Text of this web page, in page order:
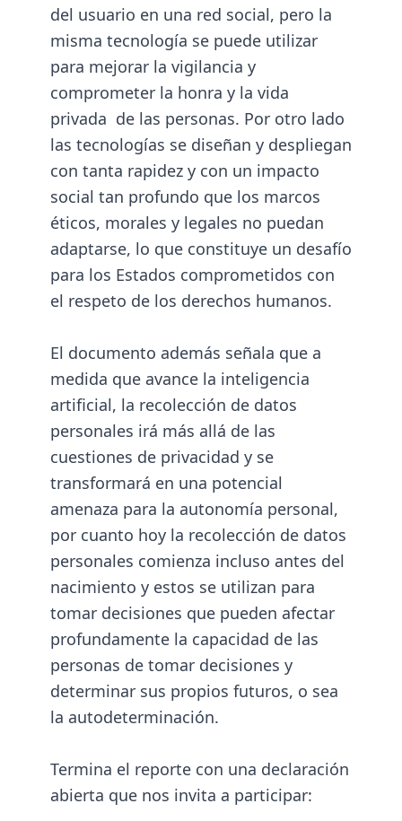
del usuario en una red social, pero la
misma tecnología se puede utilizar
para mejorar la vigilancia y
comprometer la honra y la vida
privada de las personas. Por otro lado
las tecnologías se diseñan y despliegan
con tanta rapidez y con un impacto
social tan profundo que los marcos
éticos, morales y legales no puedan
adaptarse, lo que constituye un desafío
para los Estados comprometidos con
el respeto de los derechos humanos.
El documento además señala que a
medida que avance la inteligencia
artificial, la recolección de datos
personales irá más allá de las
cuestiones de privacidad y se
transformará en una potencial
amenaza para la autonomía personal,
por cuanto hoy la recolección de datos
personales comienza incluso antes del
nacimiento y estos se utilizan para
tomar decisiones que pueden afectar
profundamente la capacidad de las
personas de tomar decisiones y
determinar sus propios futuros, o sea
la autodeterminación.
Termina el reporte con una declaración
abierta que nos invita a participar: